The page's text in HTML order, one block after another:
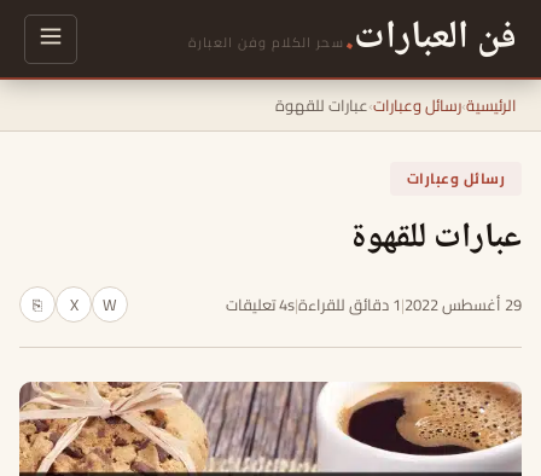
فن العبارات. سحر الكلام وفن العبارة
الرئيسية›رسائل وعبارات›عبارات للقهوة
رسائل وعبارات
عبارات للقهوة
29 أغسطس 2022 |1 دقائق للقراءة |4s تعليقات W
X
⎘